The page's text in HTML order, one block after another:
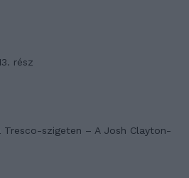
rész
Tresco-szigeten – A Josh Clayton-